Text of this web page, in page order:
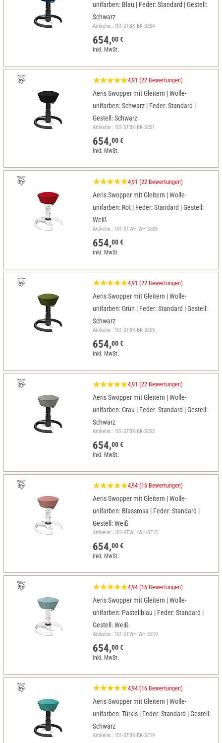
unifarben: Blau | Feder: Standard | Gestell:
Schwarz
Artikelnr.: 101-STBK-BK-SE04
654,00 €
inkl. MwSt.
4,91 (22 Bewertungen)
Aeris Swopper mit Gleitern | Wolle-
unifarben: Schwarz | Feder: Standard |
Gestell: Schwarz
Artikelnr.: 101-STBK-BK-SE01
654,00 €
inkl. MwSt.
4,91 (22 Bewertungen)
Aeris Swopper mit Gleitern | Wolle-
unifarben: Rot | Feder: Standard | Gestell:
Weiß
Artikelnr.: 101-STWH-WH-SE03
654,00 €
inkl. MwSt.
4,91 (22 Bewertungen)
Aeris Swopper mit Gleitern | Wolle-
unifarben: Grün | Feder: Standard | Gestell:
Schwarz
Artikelnr.: 101-STBK-BK-SE05
654,00 €
inkl. MwSt.
4,91 (22 Bewertungen)
Aeris Swopper mit Gleitern | Wolle-
unifarben: Grau | Feder: Standard | Gestell:
Schwarz
Artikelnr.: 101-STBK-BK-SE02
654,00 €
inkl. MwSt.
4,94 (16 Bewertungen)
Aeris Swopper mit Gleitern | Wolle-
unifarben: Blassrosa | Feder: Standard |
Gestell: Weiß
Artikelnr.: 101-STWH-WH-SE15
654,00 €
inkl. MwSt.
4,94 (16 Bewertungen)
Aeris Swopper mit Gleitern | Wolle-
unifarben: Pastellblau | Feder: Standard |
Gestell: Weiß
Artikelnr.: 101-STWH-WH-SE10
654,00 €
inkl. MwSt.
4,94 (16 Bewertungen)
Aeris Swopper mit Gleitern | Wolle-
unifarben: Türkis | Feder: Standard | Gestell:
Schwarz
Artikelnr.: 101-STBK-BK-SE19